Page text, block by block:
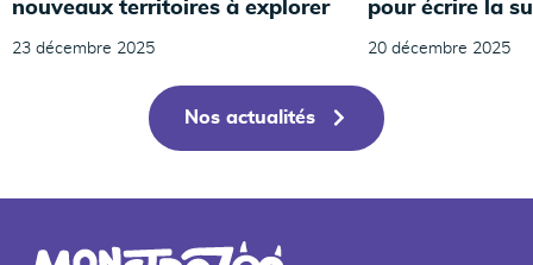
nouveaux territoires à explorer
23 décembre 2025
pour écrire la
20 décembre 2025
Nos actualités